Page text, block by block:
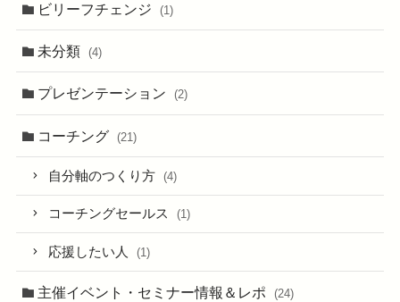
ビリーフチェンジ (1)
未分類 (4)
プレゼンテーション (2)
コーチング (21)
自分軸のつくり方 (4)
コーチングセールス (1)
応援したい人 (1)
主催イベント・セミナー情報＆レポ (24)